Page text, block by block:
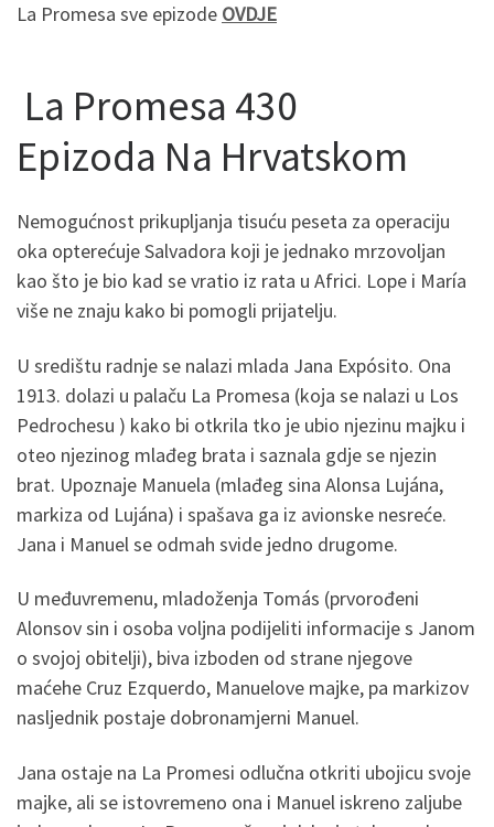
La Promesa sve epizode OVDJE
La Promesa 430
Epizoda Na Hrvatskom
Nemogućnost prikupljanja tisuću peseta za operaciju
oka opterećuje Salvadora koji je jednako mrzovoljan
kao što je bio kad se vratio iz rata u Africi. Lope i María
više ne znaju kako bi pomogli prijatelju.
U središtu radnje se nalazi mlada Jana Expósito. Ona
1913. dolazi u palaču La Promesa (koja se nalazi u Los
Pedrochesu ) kako bi otkrila tko je ubio njezinu majku i
oteo njezinog mlađeg brata i saznala gdje se njezin
brat. Upoznaje Manuela (mlađeg sina Alonsa Lujána,
markiza od Lujána) i spašava ga iz avionske nesreće.
Jana i Manuel se odmah svide jedno drugome.
U međuvremenu, mladoženja Tomás (prvorođeni
Alonsov sin i osoba voljna podijeliti informacije s Janom
o svojoj obitelji), biva izboden od strane njegove
maćehe Cruz Ezquerdo, Manuelove majke, pa markizov
nasljednik postaje dobronamjerni Manuel.
Jana ostaje na La Promesi odlučna otkriti ubojicu svoje
majke, ali se istovremeno ona i Manuel iskreno zaljube